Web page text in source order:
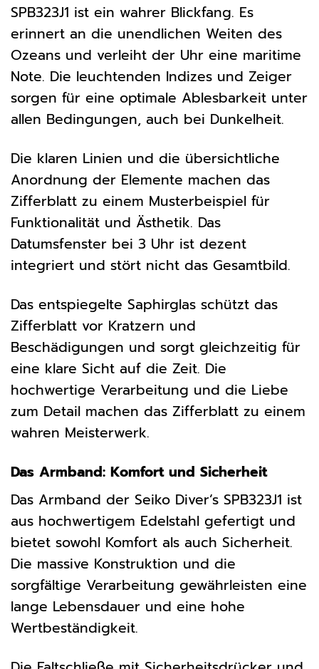
SPB323J1 ist ein wahrer Blickfang. Es
erinnert an die unendlichen Weiten des
Ozeans und verleiht der Uhr eine maritime
Note. Die leuchtenden Indizes und Zeiger
sorgen für eine optimale Ablesbarkeit unter
allen Bedingungen, auch bei Dunkelheit.
Die klaren Linien und die übersichtliche
Anordnung der Elemente machen das
Zifferblatt zu einem Musterbeispiel für
Funktionalität und Ästhetik. Das
Datumsfenster bei 3 Uhr ist dezent
integriert und stört nicht das Gesamtbild.
Das entspiegelte Saphirglas schützt das
Zifferblatt vor Kratzern und
Beschädigungen und sorgt gleichzeitig für
eine klare Sicht auf die Zeit. Die
hochwertige Verarbeitung und die Liebe
zum Detail machen das Zifferblatt zu einem
wahren Meisterwerk.
Das Armband: Komfort und Sicherheit
Das Armband der Seiko Diver’s SPB323J1 ist
aus hochwertigem Edelstahl gefertigt und
bietet sowohl Komfort als auch Sicherheit.
Die massive Konstruktion und die
sorgfältige Verarbeitung gewährleisten eine
lange Lebensdauer und eine hohe
Wertbeständigkeit.